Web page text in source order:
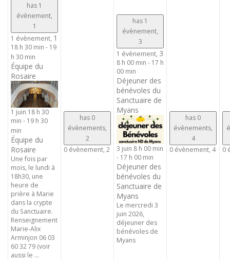
has 1
évènement,
1
1 évènement, 1
18 h 30 min - 19
h 30 min
Équipe du
Rosaire
1 juin 18 h 30
min - 19 h 30
min
Équipe du
Rosaire
Une fois par
mois, le lundi à
18h30, une
heure de
prière à Marie
dans la crypte
du Sanctuaire.
Renseignement
Marie-Alix
Arminjon 06 03
60 32 79 (voir
aussi le ...
has 0
évènements,
2
0 évènement, 2
has 1
évènement,
3
1 évènement, 3
8 h 00 min - 17 h
00 min
Déjeuner des
bénévoles du
Sanctuaire de
Myans
3 juin 8 h 00 min
- 17 h 00 min
Déjeuner des
bénévoles du
Sanctuaire de
Myans
Le mercredi 3
juin 2026,
déjeuner des
bénévoles de
Myans
has 0
évènements,
4
0 évènement, 4 0